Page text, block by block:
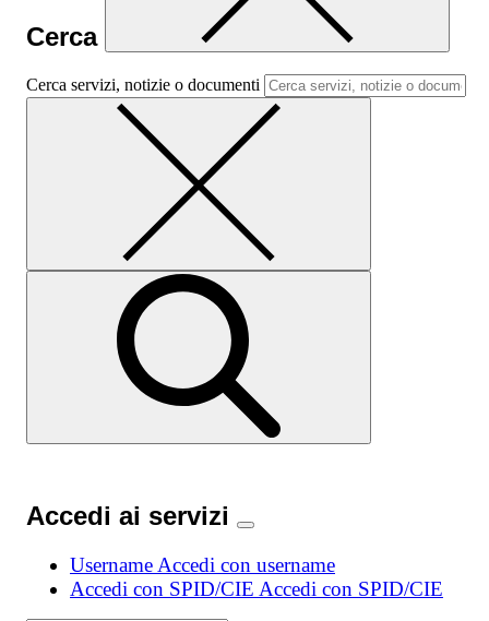
Cerca
Cerca servizi, notizie o documenti
Accedi ai servizi
Username Accedi con username
Accedi con SPID/CIE Accedi con SPID/CIE